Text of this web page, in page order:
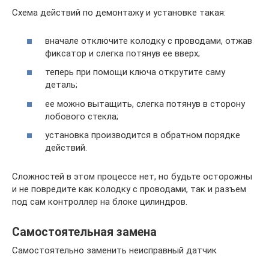
Схема действий по демонтажу и установке такая:
вначале отключите колодку с проводами, отжав
фиксатор и слегка потянув ее вверх;
теперь при помощи ключа открутите саму
деталь;
ее можно вытащить, слегка потянув в сторону
лобового стекла;
установка производится в обратном порядке
действий.
Сложностей в этом процессе нет, но будьте осторожны
и не повредите как колодку с проводами, так и разъем
под сам контроллер на блоке цилиндров.
Самостоятельная замена
Самостоятельно заменить неисправный датчик